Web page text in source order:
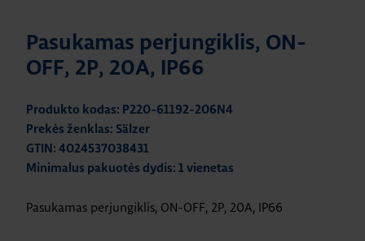
Pasukamas perjungiklis, ON-
OFF, 2P, 20A, IP66
Produkto kodas: P220-61192-206N4
Prekės ženklas: Sälzer
GTIN: 4024537038431
Minimalus pakuotės dydis: 1 vienetas
Pasukamas perjungiklis, ON-OFF, 2P, 20A, IP66